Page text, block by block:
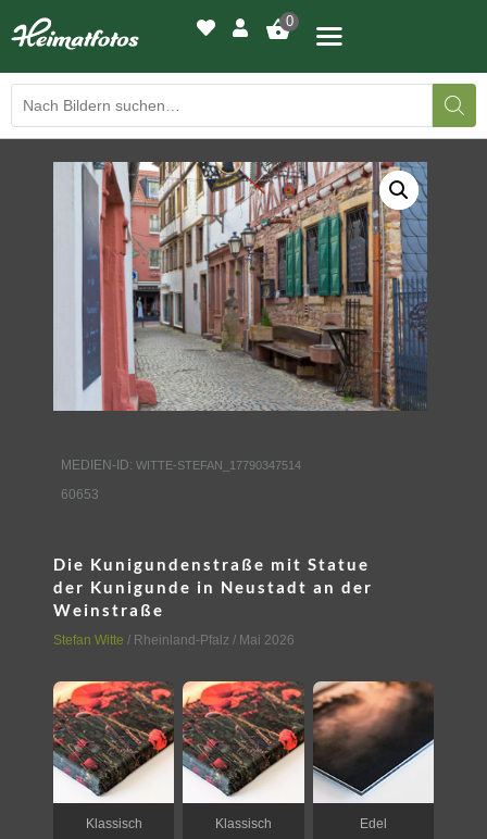
0
BILDERGALERIE
DRUCKQUALITÄTEN
LED-LEUCHTBILDER
WIR DRUCKEN IHR BILD
AUSSTELLUNGEN
KONTAKT
MEDIEN-ID: WITTE-STEFAN_17790347514
60653
Die Kunigundenstraße mit Statue
der Kunigunde in Neustadt an der
Weinstraße
Stefan Witte / Rheinland-Pfalz / Mai 2026
Klassisch Klassisch Edel